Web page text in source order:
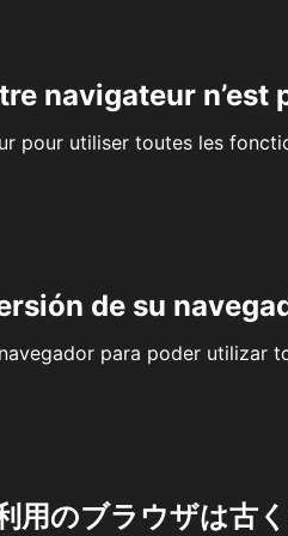
navigateur n’est
pour utiliser toutes les
de su
para poder utilizar
用のブラウザは古